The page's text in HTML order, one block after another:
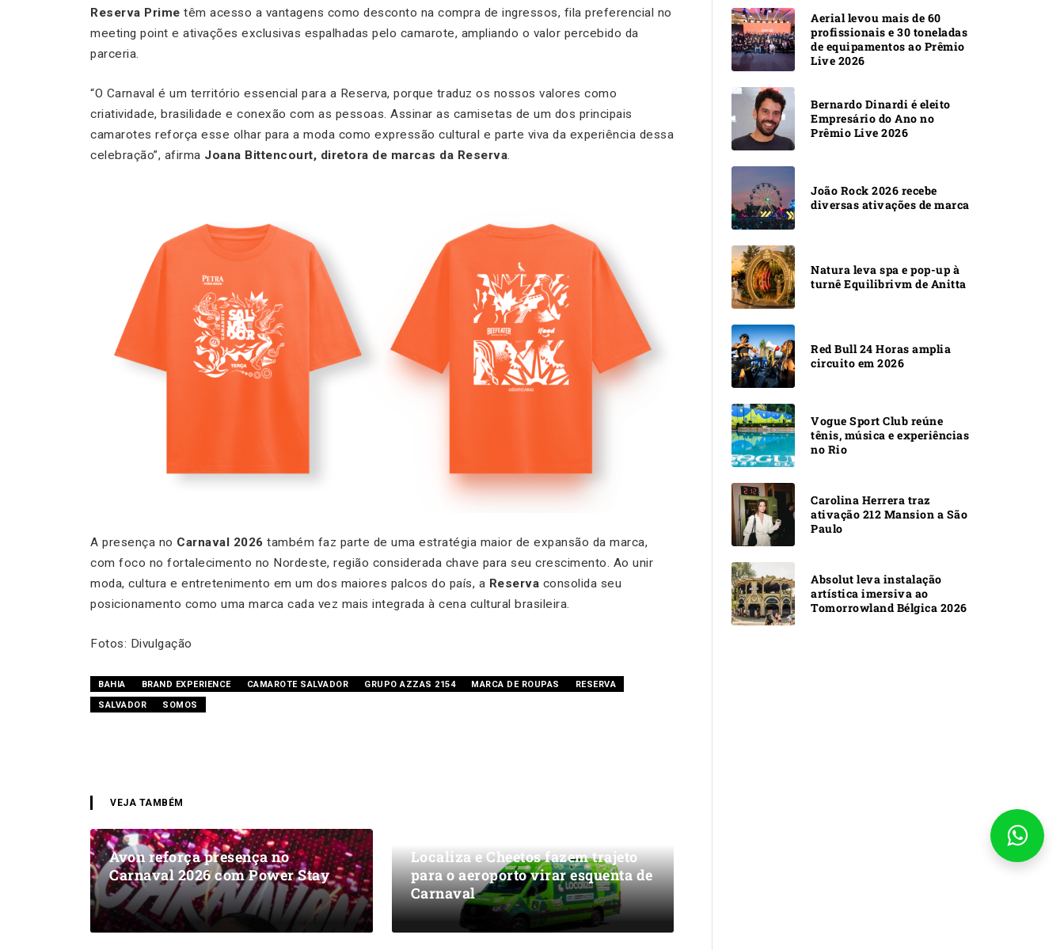
Reserva Prime têm acesso a vantagens como desconto na compra de ingressos, fila preferencial no
meeting point e ativações exclusivas espalhadas pelo camarote, ampliando o valor percebido da
parceria.
“O Carnaval é um território essencial para a Reserva, porque traduz os nossos valores como
criatividade, brasilidade e conexão com as pessoas. Assinar as camisetas de um dos principais
camarotes reforça esse olhar para a moda como expressão cultural e parte viva da experiência dessa
celebração”, afirma Joana Bittencourt, diretora de marcas da Reserva.
A presença no Carnaval 2026 também faz parte de uma estratégia maior de expansão da marca,
com foco no fortalecimento no Nordeste, região considerada chave para seu crescimento. Ao unir
moda, cultura e entretenimento em um dos maiores palcos do país, a Reserva consolida seu
posicionamento como uma marca cada vez mais integrada à cena cultural brasileira.
Fotos: Divulgação
BAHIA BRAND EXPERIENCE CAMAROTE SALVADOR GRUPO AZZAS 2154 MARCA DE ROUPAS
RESERVA
SALVADOR
SOMOS
VEJA TAMBÉM
Avon reforça presença no
Carnaval 2026 com Power Stay
Localiza e Cheetos fazem trajeto
para o aeroporto virar esquenta de
Carnaval
Aerial levou mais de 60
profissionais e 30 toneladas
de equipamentos ao Prêmio
Live 2026
Bernardo Dinardi é eleito
Empresário do Ano no
Prêmio Live 2026
João Rock 2026 recebe
diversas ativações de marca
Natura leva spa e pop-up à
turnê Equilibrivm de Anitta
Red Bull 24 Horas amplia
circuito em 2026
Vogue Sport Club reúne
tênis, música e experiências
no Rio
Carolina Herrera traz
ativação 212 Mansion a São
Paulo
Absolut leva instalação
artística imersiva ao
Tomorrowland Bélgica 2026